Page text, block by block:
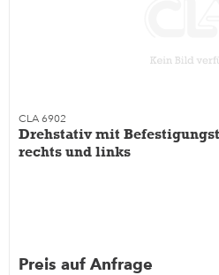
CLA 6902
Drehstativ mit
rechts und links
Preis auf Anfrage